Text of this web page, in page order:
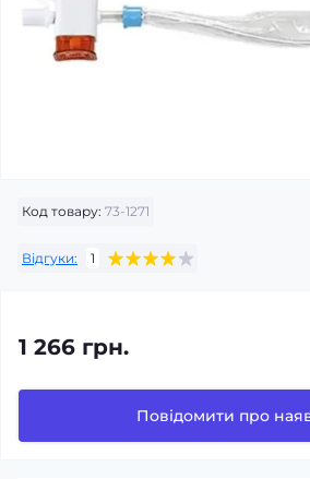
Код товару: 73-1271
Відгуки: 1
1 266 грн.
Повідомити про